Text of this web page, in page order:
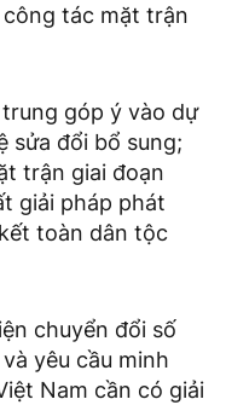
tác mặt trận
góp ý vào dự
sửa đổi bổ sung;
trận giai đoạn
giải pháp phát
toàn dân tộc
chuyển đổi số
yêu cầu minh
Nam cần có giải